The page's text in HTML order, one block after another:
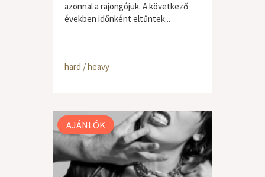
azonnal a rajongójuk. A következő
években időnként eltűntek...
hard / heavy
AJÁNLÓK